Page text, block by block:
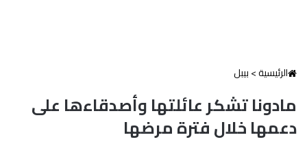
الرئيسية>بيبل
مادونا تشكر عائلتها وأصدقاءها على
دعمها خلال فترة مرضها